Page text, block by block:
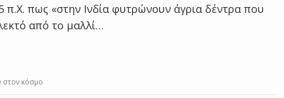
π.Χ. πως «στην Ινδία φυτρώνουν άγρια δέντρα που
από το μαλλί…
στον κόσμο